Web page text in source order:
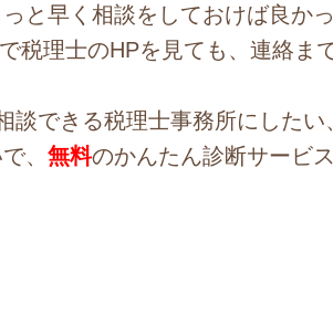
と早く相談をしておけば良か
税理士のHPを見ても、連絡ま
談できる税理士事務所にしたい
、 無料のかんたん診断サービ